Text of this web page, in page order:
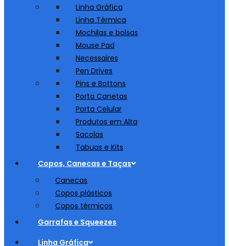
Linha Gráfica
Linha Térmica
Mochilas e bolsas
Mouse Pad
Necessaires
Pen Drives
Pins e Bottons
Porta Canetas
Porta Celular
Produtos em Alta
Sacolas
Tabuas e Kits
Copos, Canecas e Taças
Canecas
Copos plásticos
Copos térmicos
Garrafas e Squeezes
Linha Gráfica